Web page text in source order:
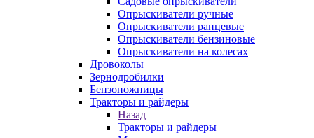
Опрыскиватели ручные
Опрыскиватели ранцевые
Опрыскиватели бензиновые
Опрыскиватели на колесах
Дровоколы
Зернодробилки
Бензоножницы
Тракторы и райдеры
Назад
Тракторы и райдеры